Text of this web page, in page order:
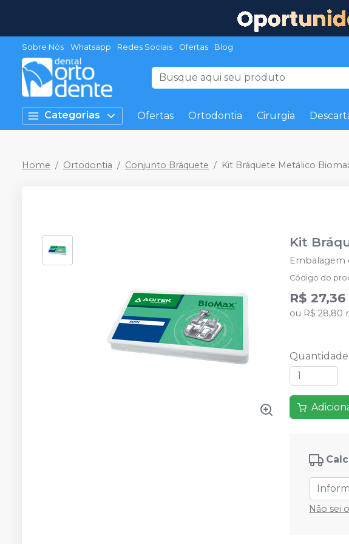
Sobre Nós Whatsapp Redes Sociais Ofertas Blog
Categorias Ofertas Ortodontia Cirurgia
Home Ortodontia Conjunto Bráquete Kit Bráquete Metálico
Kit
Embalagem
Código do
R$ 27,36
ou R$ 28,80
Quantidade
Não sei